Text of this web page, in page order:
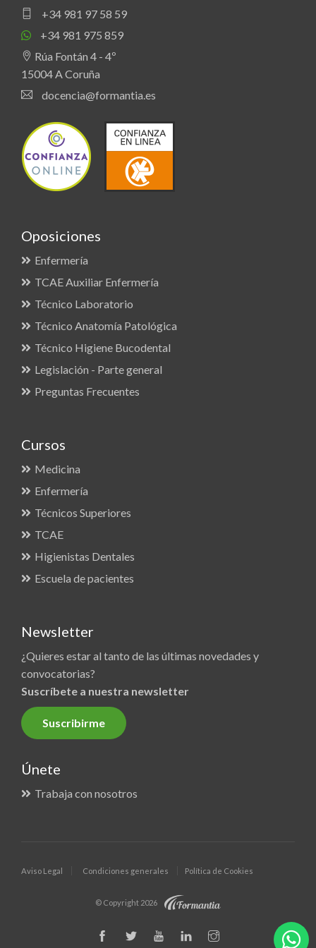
+34 981 97 58 59
+34 981 975 859
Rúa Fontán 4 - 4º
15004 A Coruña
docencia@formantia.es
Oposiciones
Enfermería
TCAE Auxiliar Enfermería
Técnico Laboratorio
Técnico Anatomía Patológica
Técnico Higiene Bucodental
Legislación - Parte general
Preguntas Frecuentes
Cursos
Medicina
Enfermería
Técnicos Superiores
TCAE
Higienistas Dentales
Escuela de pacientes
Newsletter
¿Quieres estar al tanto de las últimas novedades y
convocatorias?
Suscríbete a nuestra newsletter
Suscribirme
Únete
Trabaja con nosotros
Aviso Legal Condiciones generales Política de Cookies
© Copyright 2026